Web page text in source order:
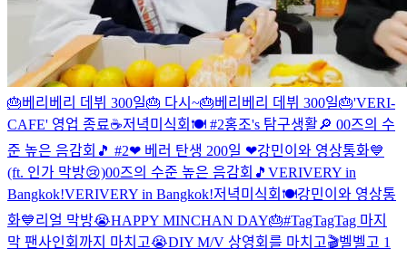
🎂베리베리 데뷔 300일🎂 다시~🎂베리베리 데뷔 300일🎂'VERI-
CAFE' 영업 종료☕저녁미식회🍽 #2홍조's 탐구생활🔎 00즈의 수
준 높은 음감회🎵 #2❤ 베러 탄생 200일 ❤강민이와 영상통화💙
(ft. 인가 막방😢)00즈의 수준 높은 음감회🎵 VERIVERY in
Bangkok!VERIVERY in Bangkok!저녁미식회🍽강민이와 영상통
화💙리얼 막방😭HAPPY MINCHAN DAY🎂#TagTagTag 마지
막 팬사인회까지 마치고😭DIY M/V 상영회를 마치고🎬벨벨고 1